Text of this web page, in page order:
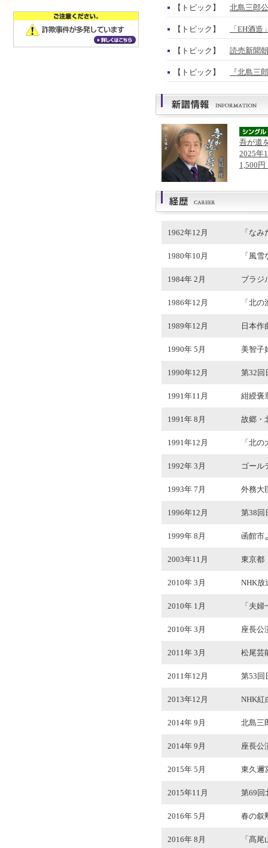
【トピック】 北島三郎
【トピック】 「EH酒
【トピック】 読売新聞
【トピック】 『北島三
吾が道
2025年
1,500
1962年12月 「な
1980年10月 「風
1984年 2月 ブラジ
1986年12月 「北
1989年12月 日本作
1990年 5月 美智子
1990年12月 第32回
1991年11月 紺綬褒
1991年 8月 故郷・
1991年12月 「北
1992年 3月 ゴール
1993年 7月 外務大
1996年12月 第38回
1999年 8月 函館市
2003年11月 東京都
2010年 3月 NHK放
2010年 1月 「夫
2010年 3月 座長公
2011年 3月 松尾芸
2011年12月 第53回
2013年12月 NHK紅
2014年 9月 北島三
2014年 9月 座長公
2015年 5月 東久邇
2015年11月 第69回
2016年 5月 春の叙
2016年 8月 「髙